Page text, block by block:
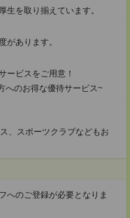
生を取り揃えています。
があります。
ービスをご用意！
へのお得な優待サービス~
、スポーツクラブなどもお
へのご登録が必要となりま